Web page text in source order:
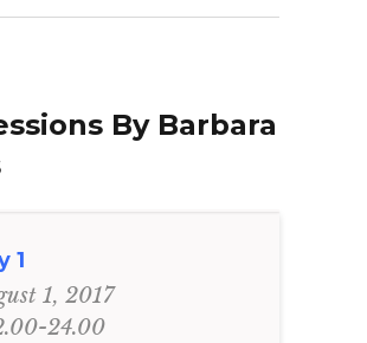
By Barbara
1
1, 2017
24.00